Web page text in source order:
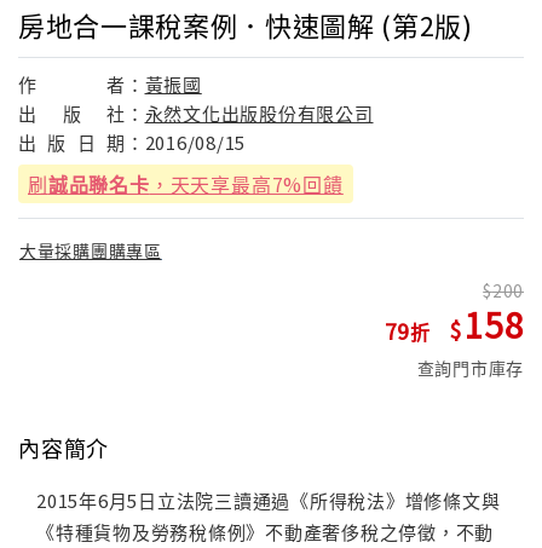
房地合一課稅案例．快速圖解 (第2版)
作 者： 黃振國
出
版 社： 永然文化出版股份有限公司
出 版 日 期： 2016/08/15
刷誠品聯名卡 ，天天享最高7%回饋
大量採購團購專區
79
200
158
查詢門市庫存
內容簡介
2015年6月5日立法院三讀通過《所得稅法》增修條文與
《特種貨物及勞務稅條例》不動產奢侈稅之停徵，不動